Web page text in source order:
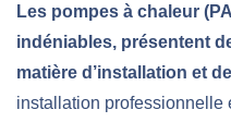
Les pompes à chaleur
indéniables, présentent
matière d’installation et
installation professionnelle